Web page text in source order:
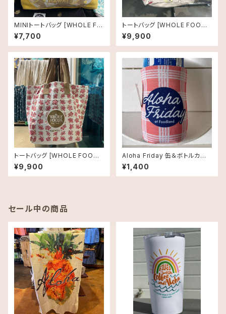
MINIトートバッグ [WHOLE FO
ODS MARKET]レイ
¥7,700
トートバッグ [WHOLE FOODS
MARKET]ホールフーズマーケ
ット オーガニックショッピングバ
ッグ サーファーガール
¥9,900
トートバッグ [WHOLE FOODS
MARKET]ホールフーズマーケ
ット オーガニックショッピングバ
ッグ プルメリア
¥9,900
Aloha Friday 缶＆ボトルカバ
ー｜Foodland限定デザイン
¥1,400
セール中の商品